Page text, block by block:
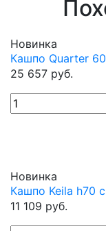
Новинка
Кашпо Quarter
25 657 руб.
Новинка
Кашпо Keila h70
11 109 руб.